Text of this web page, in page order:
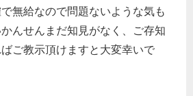
無給なので問題ないような気も
んせんまだ知見がなく、ご存知
ご教示頂けますと大変幸いで